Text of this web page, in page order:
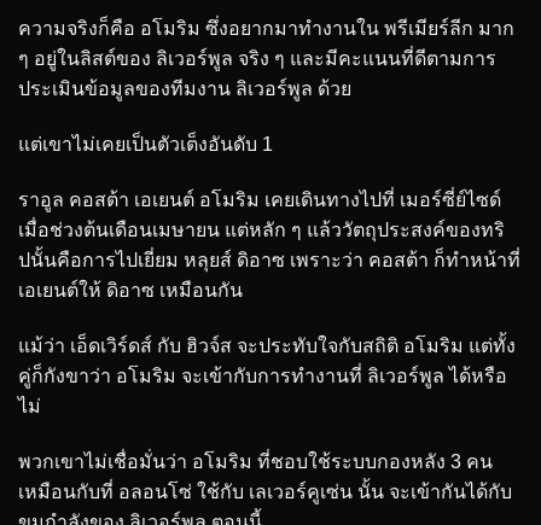
ความจริงก็คือ อโมริม ซึ่งอยากมาทำงานใน พรีเมียร์ลีก มาก
ๆ อยู่ในลิสต์ของ ลิเวอร์พูล จริง ๆ และมีคะแนนที่ดีตามการ
ประเมินข้อมูลของทีมงาน ลิเวอร์พูล ด้วย
แต่เขาไม่เคยเป็นตัวเต็งอันดับ 1
ราอูล คอสต้า เอเยนต์ อโมริม เคยเดินทางไปที่ เมอร์ซี่ย์ไซด์
เมื่อช่วงต้นเดือนเมษายน แต่หลัก ๆ แล้ววัตถุประสงค์ของทริ
ปนั้นคือการไปเยี่ยม หลุยส์ ดิอาซ เพราะว่า คอสต้า ก็ทำหน้าที่
เอเยนต์ให้ ดิอาซ เหมือนกัน
แม้ว่า เอ็ดเวิร์ดส์ กับ ฮิวจ์ส จะประทับใจกับสถิติ อโมริม แต่ทั้ง
คู่ก็กังขาว่า อโมริม จะเข้ากับการทำงานที่ ลิเวอร์พูล ได้หรือ
ไม่
พวกเขาไม่เชื่อมั่นว่า อโมริม ที่ชอบใช้ระบบกองหลัง 3 คน
เหมือนกับที่ อลอนโซ่ ใช้กับ เลเวอร์คูเซ่น นั้น จะเข้ากันได้กับ